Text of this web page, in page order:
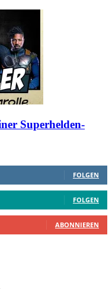
Superhelden-
FOLGEN
FOLGEN
ABONNIEREN